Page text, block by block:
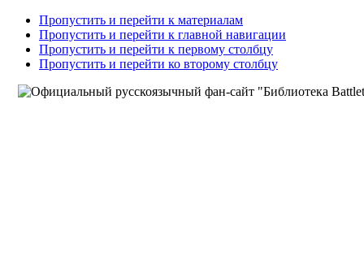
Пропустить и перейти к материалам
Пропустить и перейти к главной навигации
Пропустить и перейти к первому столбцу
Пропустить и перейти ко второму столбцу